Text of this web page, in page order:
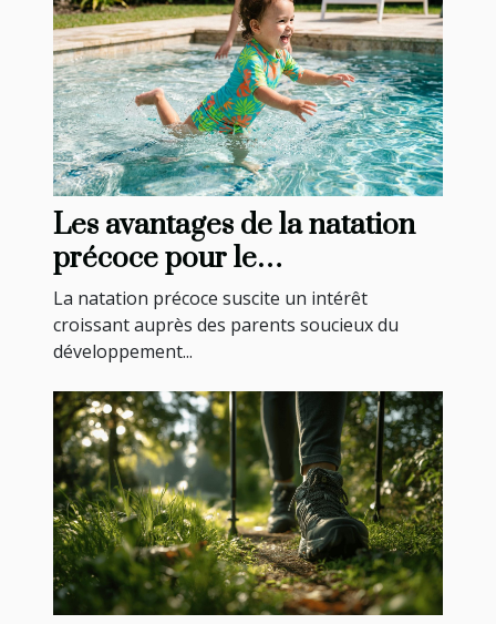
Les avantages de la natation
précoce pour le
développement infantile
La natation précoce suscite un intérêt
croissant auprès des parents soucieux du
développement...